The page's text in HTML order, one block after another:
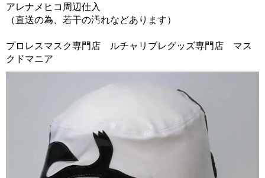
アレナメヒコ周辺仕入
（直送の為、若干の汚れなどあります）
プロレスマスク専門店 ルチャリブレグッズ専門店 マス
クドマニア